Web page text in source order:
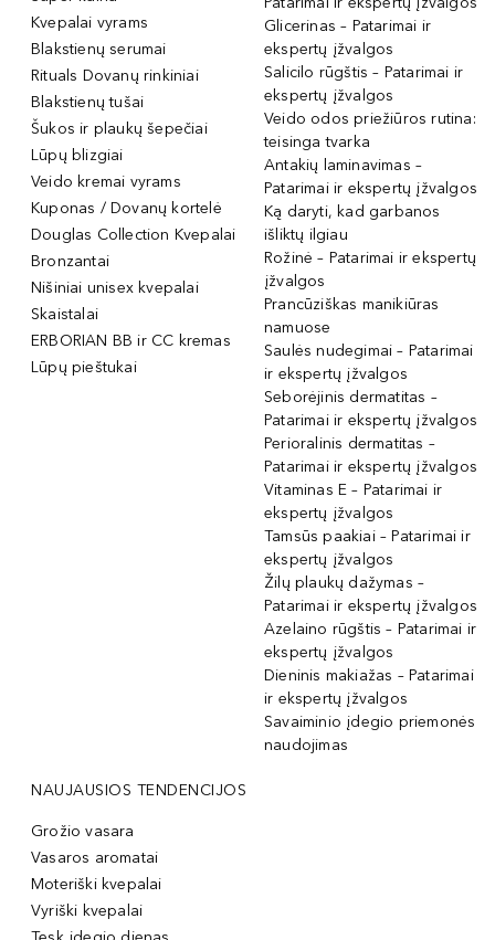
Kvepalai vyrams
Blakstienų serumai
Rituals Dovanų rinkiniai
Blakstienų tušai
Šukos ir plaukų šepečiai
Lūpų blizgiai
Veido kremai vyrams
Kuponas / Dovanų kortelė
Douglas Collection Kvepalai
Bronzantai
Nišiniai unisex kvepalai
Skaistalai
ERBORIAN BB ir CC kremas
Lūpų pieštukai
Glicerinas – Patarimai ir
ekspertų įžvalgos
Salicilo rūgštis – Patarimai ir
ekspertų įžvalgos
Veido odos priežiūros rutina:
teisinga tvarka
Antakių laminavimas –
Patarimai ir ekspertų įžvalgos
Ką daryti, kad garbanos
išliktų ilgiau
Rožinė – Patarimai ir ekspertų
įžvalgos
Prancūziškas manikiūras
namuose
Saulės nudegimai – Patarimai
ir ekspertų įžvalgos
Seborėjinis dermatitas –
Patarimai ir ekspertų įžvalgos
Perioralinis dermatitas –
Patarimai ir ekspertų įžvalgos
Vitaminas E – Patarimai ir
ekspertų įžvalgos
Tamsūs paakiai – Patarimai ir
ekspertų įžvalgos
Žilų plaukų dažymas –
Patarimai ir ekspertų įžvalgos
Azelaino rūgštis – Patarimai ir
ekspertų įžvalgos
Dieninis makiažas – Patarimai
ir ekspertų įžvalgos
Savaiminio įdegio priemonės
naudojimas
NAUJAUSIOS TENDENCIJOS
Grožio vasara
Vasaros aromatai
Moteriški kvepalai
Vyriški kvepalai